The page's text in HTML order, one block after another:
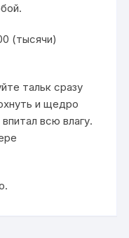
(тысячи)
тальк сразу
и щедро
всю влагу.